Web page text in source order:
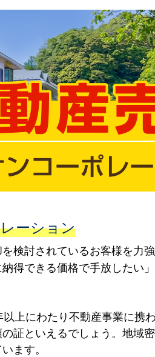
ーション
討されているお客様を力
得できる価格で手放したい
上にわたり不動産事業に携わ
証といえるでしょう。地域
ます。